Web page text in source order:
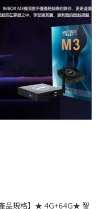
品規格】★ 4G+64G★ 智